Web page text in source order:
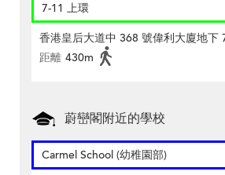
7-11 上環
香港皇后大道中 368 號偉利大廈地下
距離 430m
蔚巒閣附近的學校
Carmel School (幼稚園部)